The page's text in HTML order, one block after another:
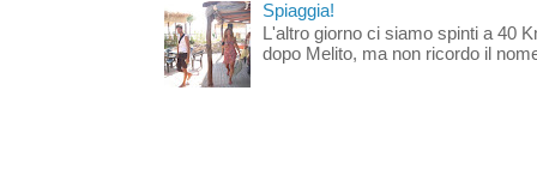
Spiaggia!
L'altro giorno ci siamo spinti a 40
dopo Melito, ma non ricordo il